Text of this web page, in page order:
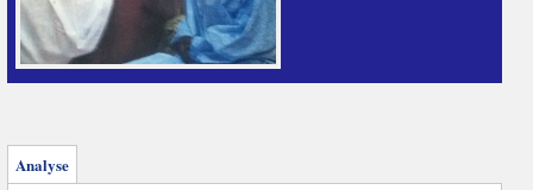
Analyse